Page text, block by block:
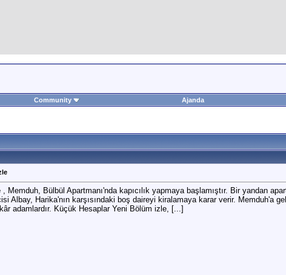
Community Ajanda
Memduh, Bülbül Apartmanı'nda kapıcılık yapmaya başlamıştır. Bir yandan
Albay, Harika'nın karşısındaki boş daireyi kiralamaya karar verir. Memduh'a
adamlardır. Küçük Hesaplar Yeni Bölüm izle, [...]